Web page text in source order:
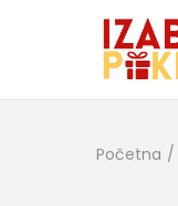
Početna /